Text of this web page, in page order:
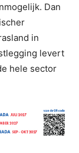
Dan
in
levert
hele sector